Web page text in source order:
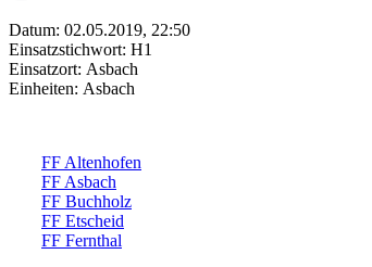
Datum: 02.05.2019, 22:50
Einsatzstichwort: H1
Einsatzort: Asbach
Einheiten: Asbach
FF Altenhofen
FF Asbach
FF Buchholz
FF Etscheid
FF Fernthal